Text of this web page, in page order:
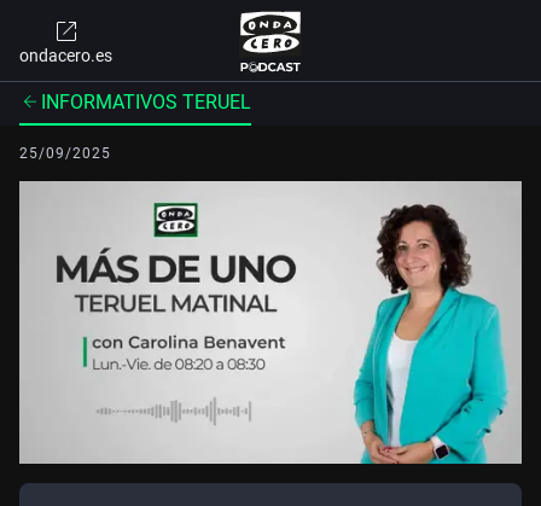
ondacero.es
INFORMATIVOS TERUEL
25/09/2025